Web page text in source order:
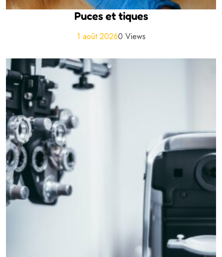
Puces et tiques
1 août 20260 Views